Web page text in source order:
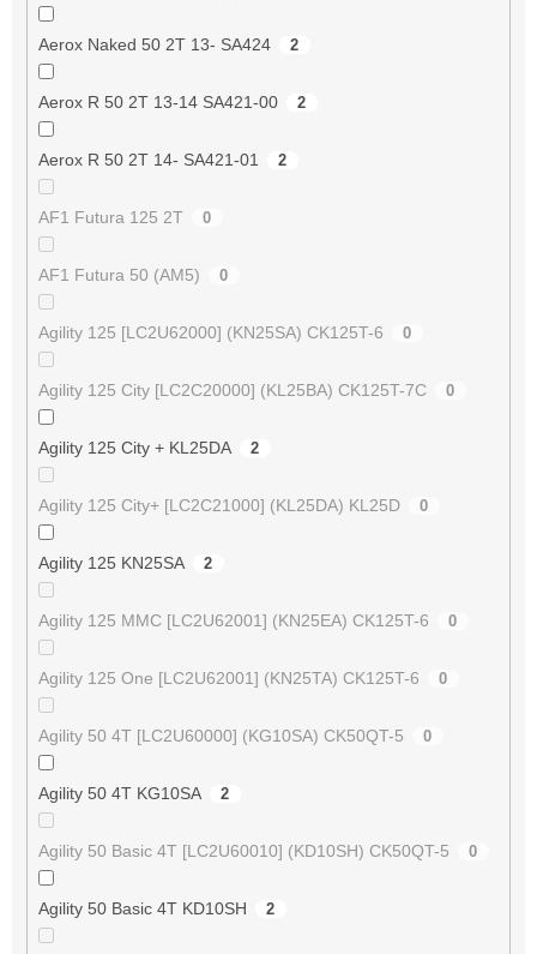
Aerox Naked 50 2T 13- SA424 2
Aerox R 50 2T 13-14 SA421-00 2
Aerox R 50 2T 14- SA421-01 2
AF1 Futura 125 2T 0
AF1 Futura 50 (AM5) 0
Agility 125 [LC2U62000] (KN25SA) CK125T-6 0
Agility 125 City [LC2C20000] (KL25BA) CK125T-7C 0
Agility 125 City + KL25DA 2
Agility 125 City+ [LC2C21000] (KL25DA) KL25D 0
Agility 125 KN25SA 2
Agility 125 MMC [LC2U62001] (KN25EA) CK125T-6 0
Agility 125 One [LC2U62001] (KN25TA) CK125T-6 0
Agility 50 4T [LC2U60000] (KG10SA) CK50QT-5 0
Agility 50 4T KG10SA 2
Agility 50 Basic 4T [LC2U60010] (KD10SH) CK50QT-5 0
Agility 50 Basic 4T KD10SH 2